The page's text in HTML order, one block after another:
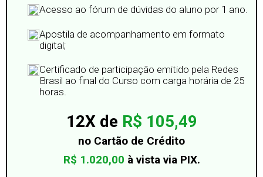
Acesso ao fórum de dúvidas do aluno por 1 ano.
Apostila de acompanhamento em formato
digital;
Certificado de participação emitido pela Redes
Brasil ao final do Curso com carga horária de 25
horas.
12X de R$ 105,49
no Cartão de Crédito
R$ 1.020,00 à vista via PIX.